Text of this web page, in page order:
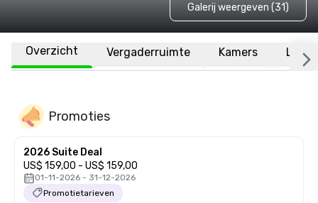
Galerij weergeven (31)
Overzicht Vergaderruimte Kamers
Promoties
2026 Suite Deal
US$ 159,00 - US$ 159,00
01-11-2026 - 31-12-2026
Promotietarieven